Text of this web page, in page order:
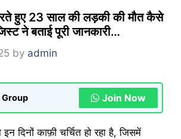
हुए 23 साल की लड़की की मौत कैसे
ने बताई पूरी जानकारी…
by admin
Join Now
दिनों काफ़ी चर्चित हो रहा है, जिसमें